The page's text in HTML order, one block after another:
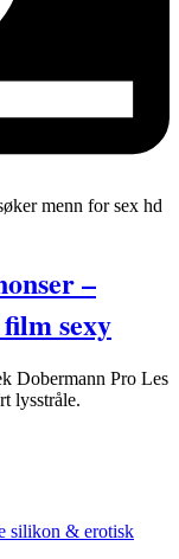
–
sexy
Dobermann Pro Les
lysstråle.
silikon & erotisk